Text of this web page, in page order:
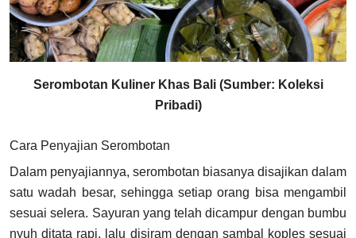
Serombotan Kuliner Khas Bali (Sumber: Koleksi
Pribadi)
Cara Penyajian Serombotan
Dalam penyajiannya, serombotan biasanya disajikan dalam
satu wadah besar, sehingga setiap orang bisa mengambil
sesuai selera. Sayuran yang telah dicampur dengan bumbu
nyuh ditata rapi, lalu disiram dengan sambal koples sesuai